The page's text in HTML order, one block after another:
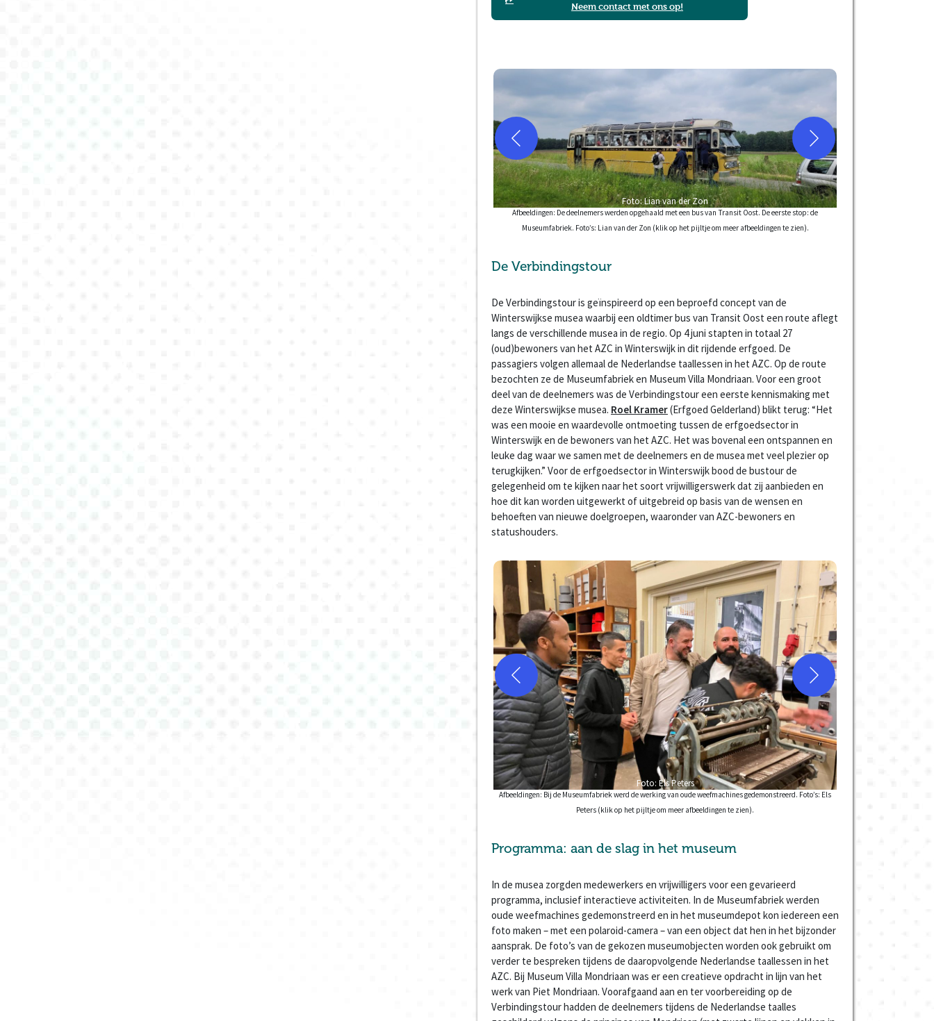
Neem contact met ons op!
Foto: Lian van der Zon
Afbeeldingen: De deelnemers werden opgehaald met een bus van Transit Oost. De eerste stop: de
Museumfabriek. Foto’s: Lian van der Zon (klik op het pijltje om meer afbeeldingen te zien).
De Verbindingstour
De Verbindingstour is geïnspireerd op een beproefd concept van de
Winterswijkse musea waarbij een oldtimer bus van Transit Oost een route aflegt
langs de verschillende musea in de regio. Op 4 juni stapten in totaal 27
(oud)bewoners van het AZC in Winterswijk in dit rijdende erfgoed. De
passagiers volgen allemaal de Nederlandse taallessen in het AZC. Op de route
bezochten ze de Museumfabriek en Museum Villa Mondriaan. Voor een groot
deel van de deelnemers was de Verbindingstour een eerste kennismaking met
deze Winterswijkse musea. Roel Kramer(Erfgoed Gelderland) blikt terug: “Het
was een mooie en waardevolle ontmoeting tussen de erfgoedsector in
Winterswijk en de bewoners van het AZC. Het was bovenal een ontspannen en
leuke dag waar we samen met de deelnemers en de musea met veel plezier op
terugkijken.” Voor de erfgoedsector in Winterswijk bood de bustour de
gelegenheid om te kijken naar het soort vrijwilligerswerk dat zij aanbieden en
hoe dit kan worden uitgewerkt of uitgebreid op basis van de wensen en
behoeften van nieuwe doelgroepen, waaronder van AZC-bewoners en
statushouders.
Foto: Els Peters
Afbeeldingen: Bij de Museumfabriek werd de werking van oude weefmachines gedemonstreerd. Foto’s: Els
Peters (klik op het pijltje om meer afbeeldingen te zien).
Programma: aan de slag in het museum
In de musea zorgden medewerkers en vrijwilligers voor een gevarieerd
programma, inclusief interactieve activiteiten. In de Museumfabriek werden
oude weefmachines gedemonstreerd en in het museumdepot kon iedereen een
foto maken – met een polaroid-camera – van een object dat hen in het bijzonder
aansprak. De foto’s van de gekozen museumobjecten worden ook gebruikt om
verder te bespreken tijdens de daaropvolgende Nederlandse taallessen in het
AZC. Bij Museum Villa Mondriaan was er een creatieve opdracht in lijn van het
werk van Piet Mondriaan. Voorafgaand aan en ter voorbereiding op de
Verbindingstour hadden de deelnemers tijdens de Nederlandse taalles